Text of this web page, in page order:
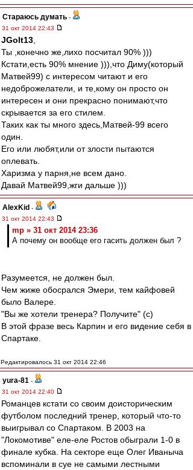
Стараюсь думать -
31 окт 2014 22:43
JGolt13
Ты ,конечно же,лихо посчитал 90% )))
Кстати,есть 90% мнение ))),что Диму(который
Матвей99) с интересом читают и его
недоброжелатели, и те,кому он просто он
интересен и они прекрасно понимают,что
скрывается за его стилем.
Таких как ты много здесь,Матвей-99 всего
один.
Его или любят,или от злости пытаются
оплевать.
Харизма у парня,не всем дано.
Давай Матвей99,жги дальше )))
AlexKid -
31 окт 2014 22:43
mp » 31 окт 2014 23:36
А почему он вообще его гасить должен был ?
Разумеется, не должен был.
Чем жиже обосрался Эмери, тем кайфовей
было Валере.
"Вы же хотели тренера? Получите" (c)
В этой фразе весь Карпин и его видение себя в
Спартаке.
Редактировалось 31 окт 2014 22:46
yura-81 -
31 окт 2014 22:40
Романцев кстати со своим доисторическим
футболом последний тренер, который что-то
выигрывал со Спартаком. В 2003 на
"Локомотиве" еле-еле Ростов обыграли 1-0 в
финале кубка. На секторе еще Олег Иваныча
вспоминали в суе не самыми лестными